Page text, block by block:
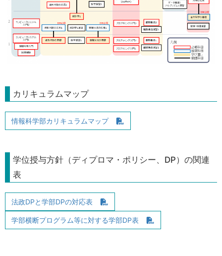
カリキュラムマップ
情報科学部カリキュラムマップ
学位授与方針（ディプロマ・ポリシー、DP）の関連
表
法政DPと学部DPの対応表
学部横断プログラム等に対する学部DP表